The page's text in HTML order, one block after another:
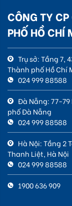
CÔNG TY
PHỐ HỒ CHÍ
Trụ sở: Tầng 7,
Thành phố Hồ Chí
024 999 88588
Đà Nẵng: 77-79
phố Đà Nẵng
024 999 88588
Hà Nội: Tầng 2
Thanh Liệt, Hà Nội
024 999 88588
1900 636 909